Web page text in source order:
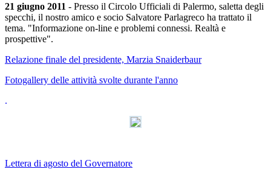
21 giugno 2011 - Presso il Circolo Ufficiali di Palermo, saletta degli
specchi, il nostro amico e socio Salvatore Parlagreco ha trattato il
tema. "Informazione on-line e problemi connessi. Realtà e
prospettive".
Relazione finale del presidente, Marzia Snaiderbaur
Fotogallery delle attività svolte durante l'anno
.
Lettera di agosto del Governatore